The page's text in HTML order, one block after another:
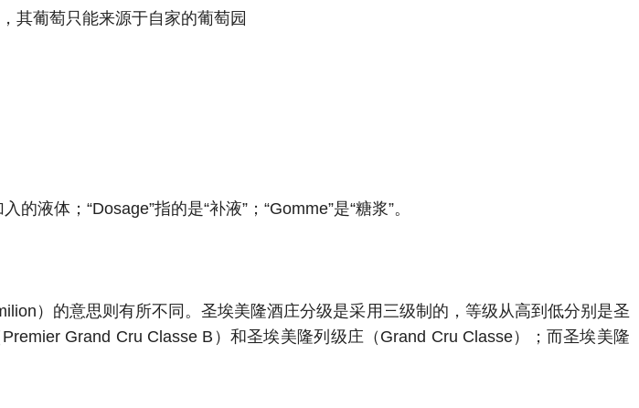
其葡萄只能来源于自家的葡萄园
液体；“Dosage”指的是“补液”；“Gomme”是“糖浆”。
）的意思则有所不同。圣埃美隆酒庄分级是采用三级制的，等级从高到低分别是圣
Grand Cru Classe B）和圣埃美隆列级庄（Grand Cru Classe）；而圣埃美隆